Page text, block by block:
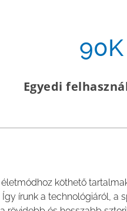
90K
Egyedi
köthető
írunk a technológiáról, a